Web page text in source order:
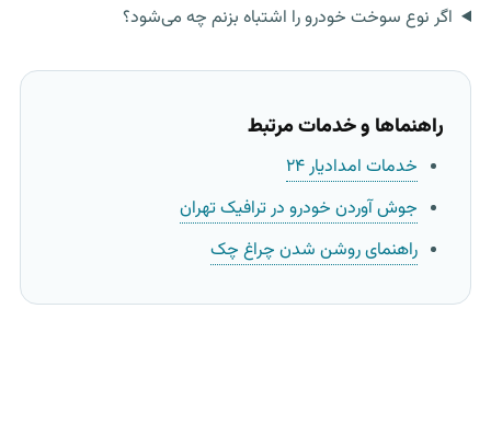
اگر نوع سوخت خودرو را اشتباه بزنم چه می‌شود؟
راهنماها و خدمات مرتبط
خدمات امدادیار ۲۴
جوش آوردن خودرو در ترافیک تهران
راهنمای روشن شدن چراغ چک